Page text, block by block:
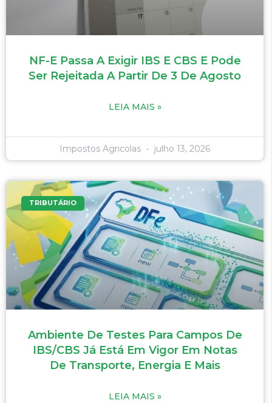
NF-E Passa A Exigir IBS E CBS E Pode
Ser Rejeitada A Partir De 3 De Agosto
LEIA MAIS »
Impostos Agricolas julho 13, 2026
TRIBUTÁRIO
Ambiente De Testes Para Campos De
IBS/CBS Já Está Em Vigor Em Notas
De Transporte, Energia E Mais
LEIA MAIS »